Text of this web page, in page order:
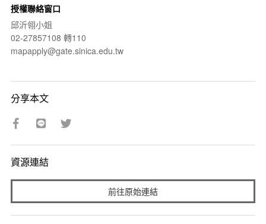
授權聯絡窗口
邱沂翎小姐
02-27857108 轉110
mapapply@gate.sinica.edu.tw
分享本文
資源連結
前往原始連結